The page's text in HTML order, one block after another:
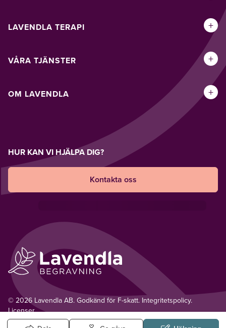
LAVENDLA TERAPI +
VÅRA TJÄNSTER +
OM LAVENDLA +
HUR KAN VI HJÄLPA DIG?
Kontakta oss
© 2026 Lavendla AB. Godkänd för F-skatt. Integritetspolicy.
Licenser.